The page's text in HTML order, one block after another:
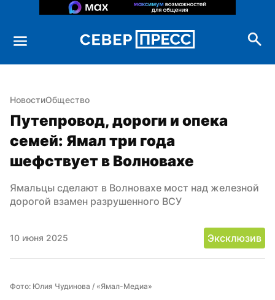
НовостиОбщество
Путепровод, дороги и опека
семей: Ямал три года
шефствует в Волновахе
Ямальцы сделают в Волновахе мост над железной
дорогой взамен разрушенного ВСУ
10 июня 2025 Эксклюзив
Фото: Юлия Чудинова / «Ямал-Медиа»